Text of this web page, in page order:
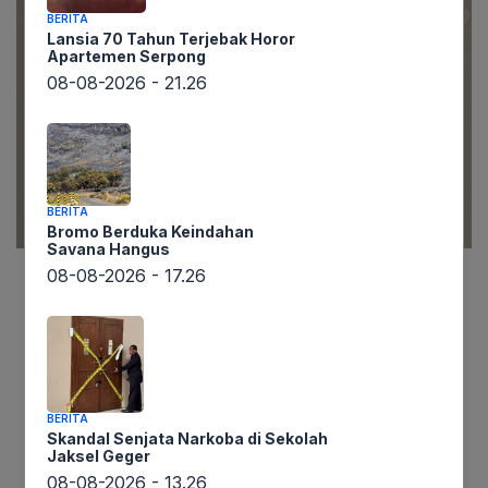
yang sebelumnya dikenal sebagai Utusan Khusus
Presiden untuk Energi dan Iklim, kini mengemban
tugas baru yang krusial. Presiden Prabowo
Subianto secara resmi menunjuk adik
kandungnya tersebut sebagai Ketua Satuan
Tugas Inovasi Pembiayaan dan Pengelolaan
BERITA
Lansia 70 Tahun Terjebak Horor
Apartemen Serpong
08-08-2026 - 21.26
BERITA
Bromo Berduka Keindahan
Savana Hangus
08-08-2026 - 17.26
BERITA
Skandal Senjata Narkoba di Sekolah
Jaksel Geger
08-08-2026 - 13.26